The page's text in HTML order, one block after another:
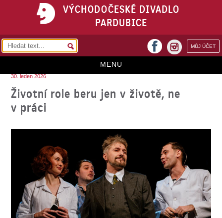
VÝCHODOČESKÉ DIVADLO
PARDUBICE
MŮJ ÚČET
facebook
MENU
VSTUPENKY
PŘEDPLATNÉ
KONTAKTY
O DIVADLE
30. leden 2026
Životní role beru jen v životě, ne
v práci